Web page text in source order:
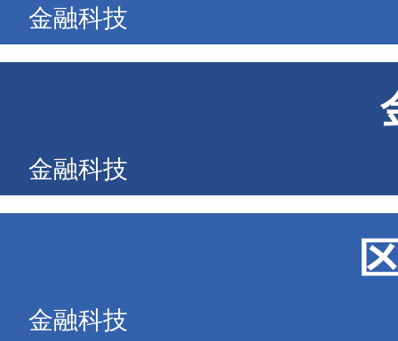
金融科技
金融科技
金融科技